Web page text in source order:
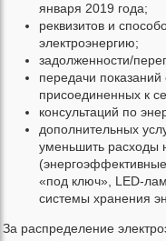
января 2019 года;
реквизитов и
электроэнергию;
задолженности/
передачи показаний
присоединенных к
консультаций по
дополнительных
уменьшить расходы
«под ключ», LED-
системы хранения
За распределение